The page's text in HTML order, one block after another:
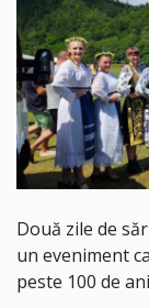
Două zile de
un eveniment
peste 100 de